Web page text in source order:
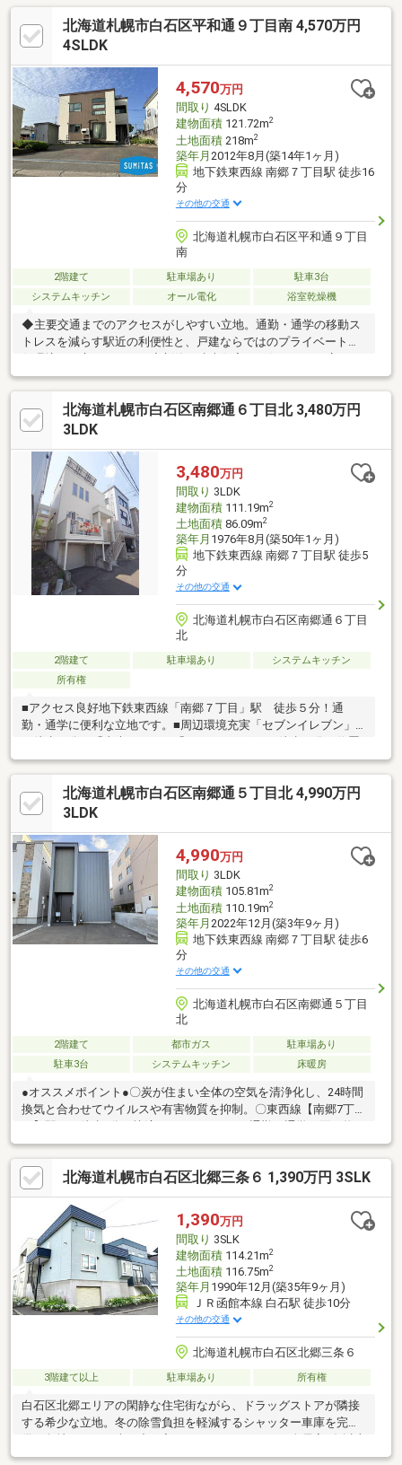
とアクセス良好。買い物施設も徒歩圏内に充実！毎日の生活が非
常にスムーズです。■1階・2階ともに、ご家族の顔が見渡せる対
面式キッチンを採用。リビングにいるご家族と会話を楽しみなが
活かし、駐車スペースは4台分を確保しています。複数台お車を所
有されている方や、来客が多いご家庭にも便利。
北海道札幌市白石区平和通９丁目南 4,570万円
4SLDK
4,570万円
間取り 4SLDK
建物面積121.72m2
土地面積218m2
築年月 2012年8月(築14年1ヶ月)
地下鉄東西線 南郷７丁目駅 徒歩16
分
その他の交通
北海道札幌市白石区平和通９丁目
南
2階建て 駐車場あり
駐車3台
システムキッチン
オール電化 浴室乾燥機
◆主要交通までのアクセスがしやすい立地。通勤・通学の移動ス
トレスを減らす駅近の利便性と、戸建ならではのプライベートな
あります。土地約65坪／建物約36坪。庭・カースペース・広い居
室と豊富な収納・吹抜など、この大きさでなければ享受できない
魅力が沢山。◆教育施設や公園が身近に揃った暮らしやすい立
地。保育園や小学校が徒歩5分圏内で、毎日の送り迎えや通学の負
小さいお子様にも配慮された設計です。◆近年の暑い夏場にも対
応の室内環境。エアコン設置済で快適な空調管理が可能です。
北海道札幌市白石区南郷通６丁目北 3,480万円
3LDK
3,480万円
間取り 3LDK
建物面積111.19m2
土地面積86.09m2
築年月 1976年8月(築50年1ヶ月)
地下鉄東西線 南郷７丁目駅 徒歩5
分
その他の交通
北海道札幌市白石区南郷通６丁目
北
2階建て 駐車場あり
システムキッチン
所有権
■アクセス良好地下鉄東西線「南郷７丁目」駅 徒歩５分！通
勤・通学に便利な立地です。■周辺環境充実「セブンイレブン」
にあり、暮らしに便利な環境です。総合病院、郵便局等も徒歩圏
内♪■子育て環境充実小学校まで徒歩３分、中学校まで徒歩１分と
お子さまも無理なく安心して通うことができます。近隣に公園が
ありのびのびと遊ぶことが可能な環境です。■光熱費削減ソーラ
ト高さ制限有。詳細はお問い合わせください。◇灯油給湯暖房、
セントラルパネルを利用の物件です。
北海道札幌市白石区南郷通５丁目北 4,990万円
3LDK
4,990万円
間取り 3LDK
建物面積105.81m2
土地面積110.19m2
築年月 2022年12月(築3年9ヶ月)
地下鉄東西線 南郷７丁目駅 徒歩6
分
その他の交通
北海道札幌市白石区南郷通５丁目
北
2階建て 都市ガス
駐車場あり
駐車3台
システムキッチン 床暖房
●オススメポイント●〇炭が住まい全体の空気を清浄化し、24時間
換気と合わせてウイルスや有害物質を抑制。〇東西線【南郷7丁
スムーズ、時間にゆとりのある暮らしが叶います。〇設備の充実
度が高く、生活を始めたその日から、安心で清潔な空気環境の中
で過ごせます〇陽光を取り込みやすい2階LDKは、開放感とプライ
バシー性を両立。家族が自然と集まりたくなる、明るく居心地の
良い空間に仕上がってます。〇健康を意識した住まいづくりで、
小さいお子様やペットにも心地よい環境です。お気軽にお問い合
わせくださいませ♪
北海道札幌市白石区北郷三条６ 1,390万円 3SLK
1,390万円
間取り 3SLK
建物面積114.21m2
土地面積116.75m2
築年月 1990年12月(築35年9ヶ月)
ＪＲ函館本線 白石駅 徒歩10分
その他の交通
北海道札幌市白石区北郷三条６
3階建て以上 駐車場あり 所有権
白石区北郷エリアの閑静な住宅街ながら、ドラッグストアが隣接
する希少な立地。冬の除雪負担を軽減するシャッター車庫を完
のゆとりある間取りで南面バルコニー付き！・サンドラッグ徒歩1